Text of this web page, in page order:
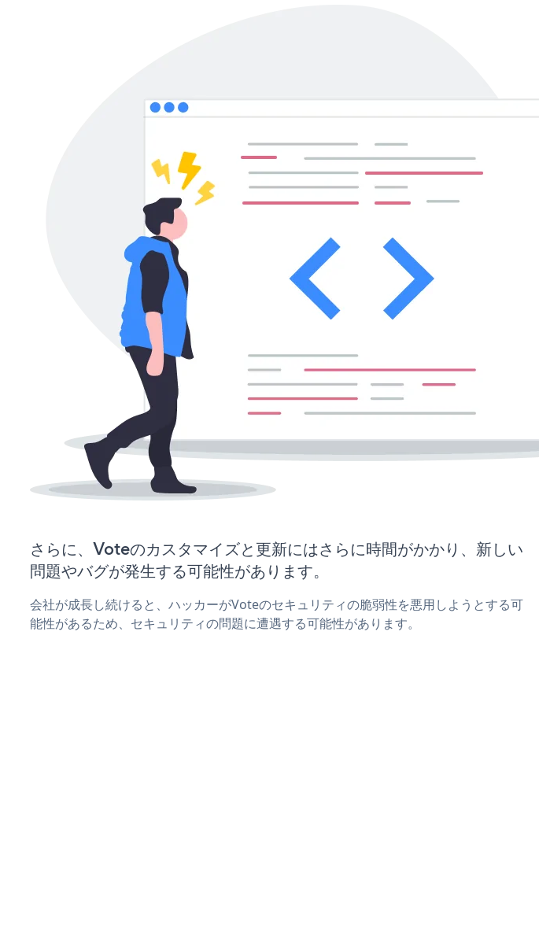
さらに、Voteのカスタマイズと更新にはさらに時間がかかり、新しい
問題やバグが発生する可能性があります。
会社が成長し続けると、ハッカーがVoteのセキュリティの脆弱性を悪用しようとする可
能性があるため、セキュリティの問題に遭遇する可能性があります。